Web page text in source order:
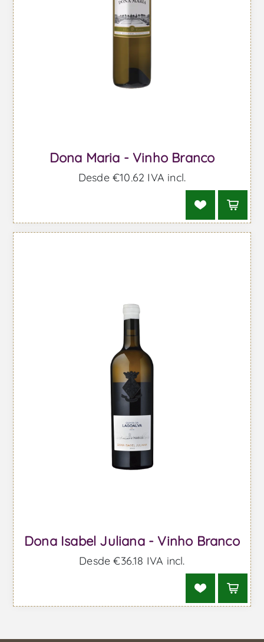
Dona Maria - Vinho Branco
Desde €10,62 IVA incl.
Dona Isabel Juliana - Vinho Branco
Desde €36,18 IVA incl.